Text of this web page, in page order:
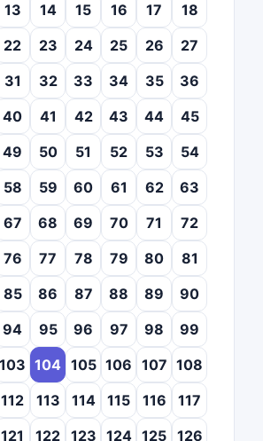
13 14 15 16 17
18
22 23 24 25 26
27
31 32 33 34 35
36
40 41 42 43 44
45
49 50 51 52 53
54
58 59 60 61 62
63
67 68 69 70 71
72
76 77 78 79 80
81
85 86 87 88 89
90
94 95 96 97 98
99
103 104 105 106 107 108
112 113 114 115 116
117
121 122 123 124 125 126